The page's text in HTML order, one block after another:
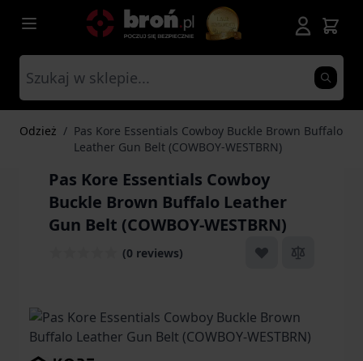
Przejdź do treści
Odzież / Pas Kore Essentials Cowboy Buckle Brown Buffalo
Leather Gun Belt (COWBOY-WESTBRN)
Pas Kore Essentials Cowboy
Buckle Brown Buffalo Leather
Gun Belt (COWBOY-WESTBRN)
(0 reviews)